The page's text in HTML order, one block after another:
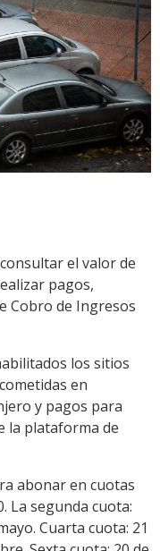
el valor de
pagos,
Cobro de Ingresos
los sitios
en
y pagos para
la plataforma de
abonar en cuotas
La segunda cuota:
Cuarta cuota: 21